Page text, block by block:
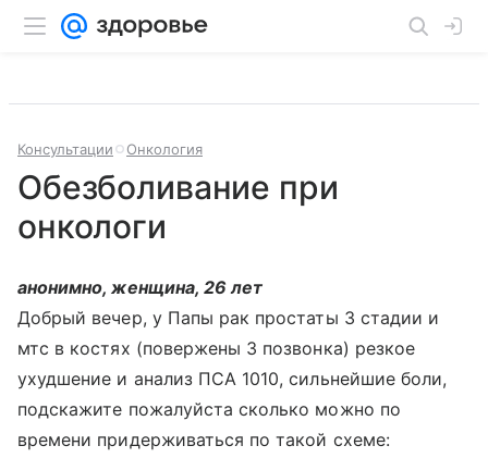
Консультации Онкология
Обезболивание при
онкологи
анонимно, женщина, 26 лет
Добрый вечер, у Папы рак простаты 3 стадии и
мтс в костях (повержены 3 позвонка) резкое
ухудшение и анализ ПСА 1010, сильнейшие боли,
подскажите пожалуйста сколько можно по
времени придерживаться по такой схеме: